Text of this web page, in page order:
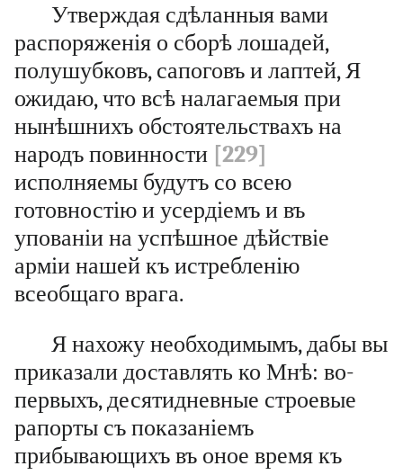
Утверждая сдѣланныя вами
распоряженія о сборѣ лошадей,
полушубковъ, сапоговъ и лаптей, Я
ожидаю, что всѣ налагаемыя при
нынѣшнихъ обстоятельствахъ на
народъ повинности [229]
исполняемы будутъ со всею
готовностію и усердіемъ и въ
упованіи на успѣшное дѣйствіе
арміи нашей къ истребленію
всеобщаго врага.
Я нахожу необходимымъ, дабы вы
приказали доставлять ко Мнѣ: во-
первыхъ, десятидневные строевые
рапорты съ показаніемъ
прибывающихъ въ оное время къ